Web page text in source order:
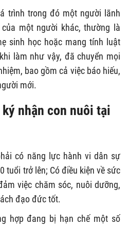
trình trong đó một người lãnh
một người khác, thường là
sinh học hoặc mang tính luật
làm như vậy, đã chuyển mọi
bao gồm cả việc báo hiếu,
mới.
nhận con nuôi tại
có năng lực hành vi dân sự
tuổi trở lên; Có điều kiện về sức
việc chăm sóc, nuôi dưỡng,
đạo đức tốt.
hợp đang bị hạn chế một số